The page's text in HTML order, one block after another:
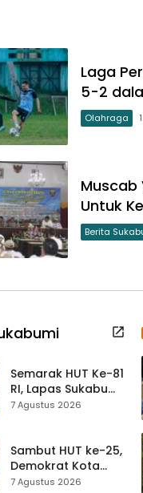
Laga
5-2
Olahraga
Muscab
Untuk
Berita
Semarak HUT Ke-81
RI, Lapas Sukabumi
Resmi Gelar Pekan
7 Agustus 2026
Sambut HUT ke-25,
Demokrat Kota
Sukabumi
7 Agustus 2026